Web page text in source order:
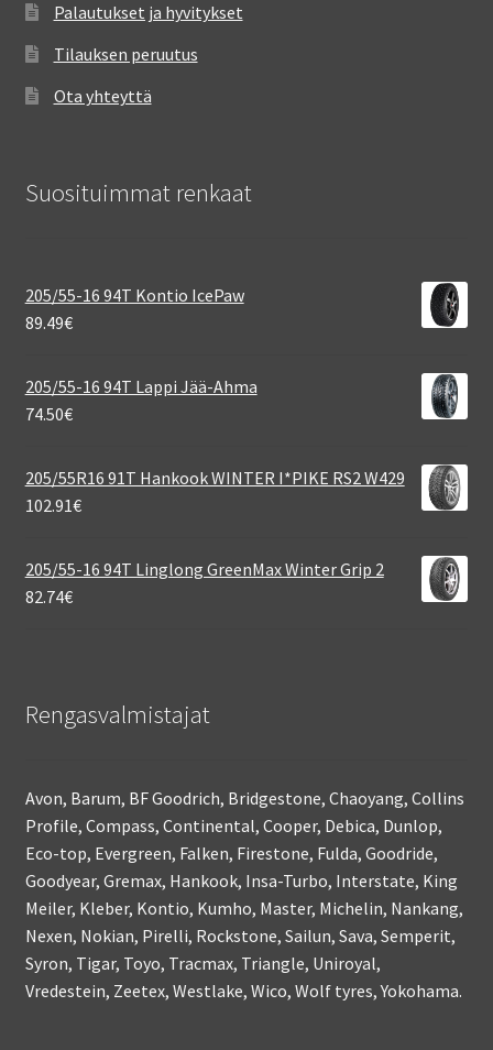
Palautukset ja hyvitykset
Tilauksen peruutus
Ota yhteyttä
Suosituimmat renkaat
205/55-16 94T Kontio IcePaw
89.49€
205/55-16 94T Lappi Jää-Ahma
74.50€
205/55R16 91T Hankook WINTER I*PIKE RS2 W429
102.91€
205/55-16 94T Linglong GreenMax Winter Grip 2
82.74€
Rengasvalmistajat
Avon, Barum, BF Goodrich, Bridgestone, Chaoyang, Collins
Profile, Compass, Continental, Cooper, Debica, Dunlop,
Eco-top, Evergreen, Falken, Firestone, Fulda, Goodride,
Goodyear, Gremax, Hankook, Insa-Turbo, Interstate, King
Meiler, Kleber, Kontio, Kumho, Master, Michelin, Nankang,
Nexen, Nokian, Pirelli, Rockstone, Sailun, Sava, Semperit,
Syron, Tigar, Toyo, Tracmax, Triangle, Uniroyal,
Vredestein, Zeetex, Westlake, Wico, Wolf tyres, Yokohama.